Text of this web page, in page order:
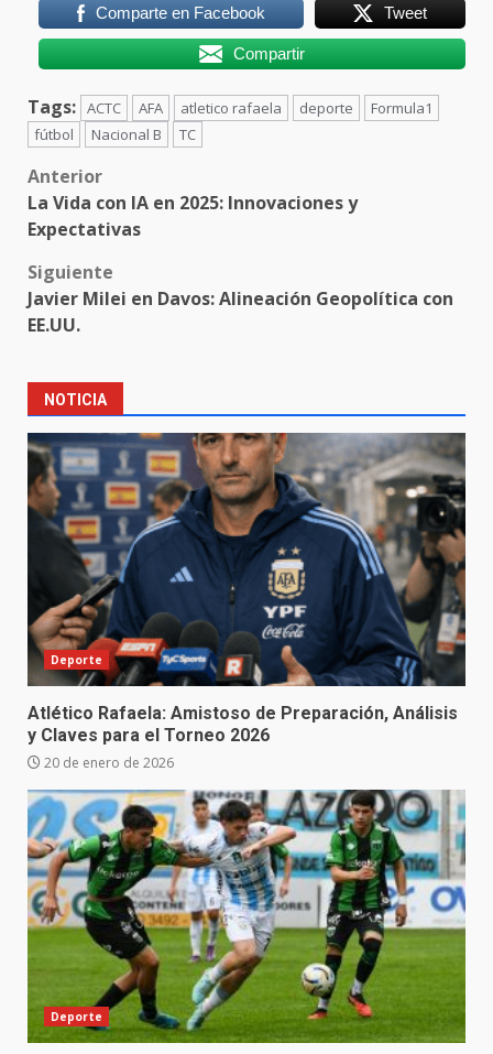
Comparte en Facebook Tweet
Compartir
Tags: ACTC AFA atletico rafaela deporte
Formula1
fútbol
Nacional B TC
Post
navigation
Anterior
La Vida con IA en 2025: Innovaciones y
Expectativas
Siguiente
Javier Milei en Davos: Alineación Geopolítica con
EE.UU.
NOTICIA
Deporte
Atlético Rafaela: Amistoso de Preparación, Análisis
y Claves para el Torneo 2026
20 de enero de 2026
Deporte